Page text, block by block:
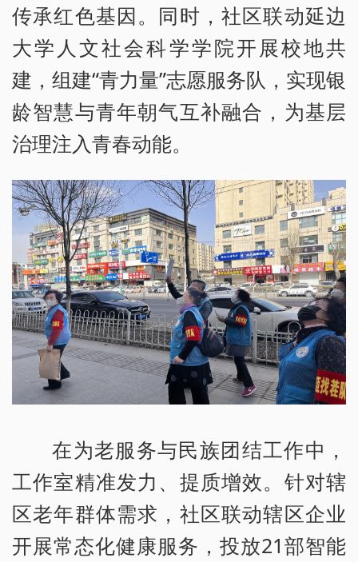
传承红色基因。同时，社区联动延边
大学人文社会科学学院开展校地共
建，组建“青力量”志愿服务队，实现银
龄智慧与青年朝气互补融合，为基层
治理注入青春动能。
在为老服务与民族团结工作中，
工作室精准发力、提质增效。针对辖
区老年群体需求，社区联动辖区企业
开展常态化健康服务，投放21部智能